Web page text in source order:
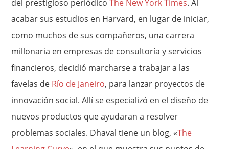
del prestigioso periódicoThe New York Times. Al
acabar sus estudios en Harvard, en lugar de iniciar,
como muchos de sus compañeros, una carrera
millonaria en empresas de consultoría y servicios
financieros, decidió marcharse a trabajar a las
favelas de Río de Janeiro, para lanzar proyectos de
innovación social. Allí se especializó en el diseño de
nuevos productos que ayudaran a resolver
problemas sociales. Dhaval tiene un blog, «The